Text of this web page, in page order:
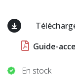
Guide-
En stock